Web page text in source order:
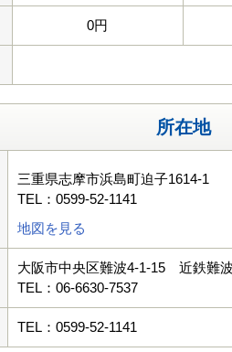
0円
所在地
三重県志摩市浜島町迫子1614-1
TEL：0599-52-1141
地図を見る
大阪市中央区難波4-1-15 近鉄難
TEL：06-6630-7537
TEL：0599-52-1141